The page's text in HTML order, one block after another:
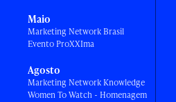
Maio
Marketing Network Brasil
Evento ProXXIma
Agosto
Marketing Network Knowledge
Women To Watch - Homenagem